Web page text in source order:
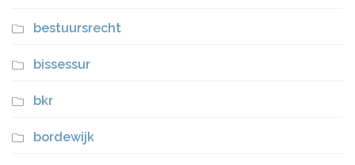
bestuursrecht
bissessur
bkr
bordewijk